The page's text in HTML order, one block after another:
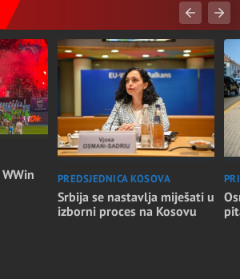
PREDSJEDNICA KOSOVA
Srbija se nastavlja miješati u
izborni proces na Kosovu